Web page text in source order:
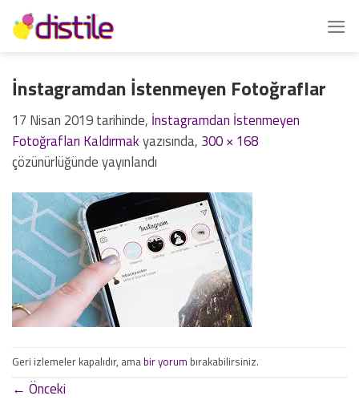
İçeriğe
atla
İnstagramdan İstenmeyen Fotoğraflar
17 Nisan 2019tarihinde, İnstagramdan İstenmeyen
Fotoğrafları Kaldırmakyazısında, 300 × 168
çözünürlüğünde yayınlandı
Geri izlemeler kapalıdır, amabir yorum bırakabilirsiniz.
← Önceki